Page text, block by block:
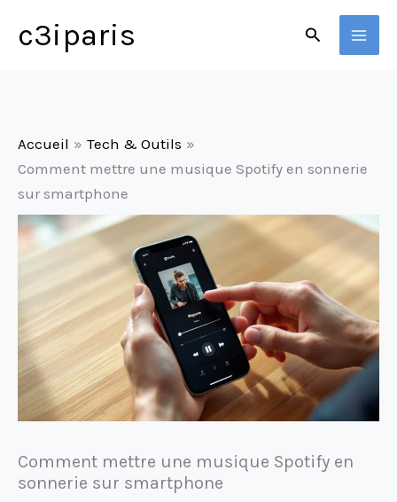
c3iparis Rechercher
Accueil
Tech & Outils
Comment mettre une musique Spotify en sonnerie
sur smartphone
Comment mettre une musique Spotify en
sonnerie sur smartphone